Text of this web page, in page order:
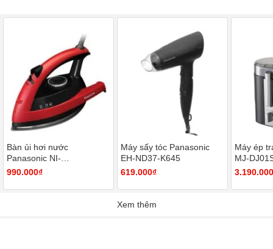
Bàn ủi hơi nước
Panasonic NI-
W410TSRRA
990.000₫
Máy sấy tóc Panasonic
EH-ND37-K645
619.000₫
Máy ép
MJ-
Xem thêm